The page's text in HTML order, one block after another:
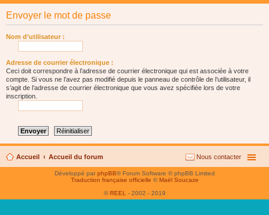
Envoyer le mot de passe
Nom d’utilisateur :
Adresse de courrier électronique :
Ceci doit correspondre à l’adresse de courrier électronique qui est associée à votre
compte. Si vous ne l’avez pas modifié depuis le panneau de contrôle de l’utilisateur, il
s’agit de l’adresse de courrier électronique que vous avez spécifiée lors de votre
inscription.
Accueil Accueil du forum Nous contacter
Développé parphpBB® Forum Software © phpBB Limited
Traduction française officielle © Maël Soucaze
© REEL - 2002 - 2019